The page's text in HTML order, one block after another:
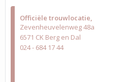
Officiële trouwlocatie
Zevenheuvelenweg 48a
6571 CK Berg en Dal
024 - 684 17 44